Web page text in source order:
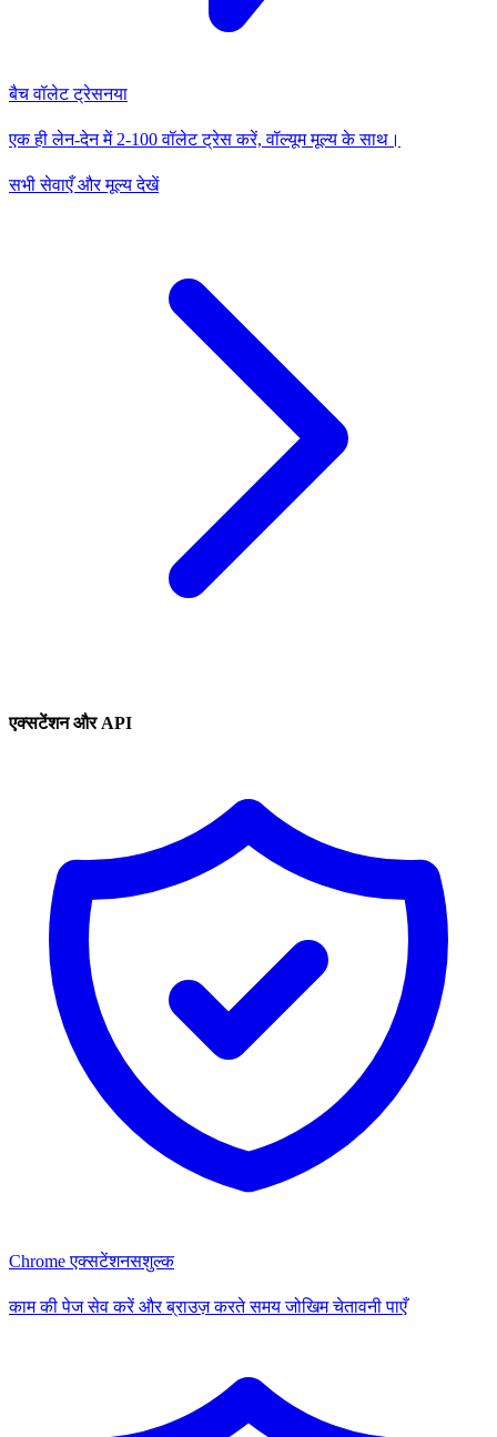
बैच वॉलेट ट्रेसनया
एक ही लेन-देन में 2-100 वॉलेट ट्रेस करें, वॉल्यूम मूल्य के साथ।
सभी सेवाएँ और मूल्य देखें
एक्सटेंशन और API
Chrome एक्सटेंशनसशुल्क
काम की पेज सेव करें और ब्राउज़ करते समय जोखिम चेतावनी पाएँ